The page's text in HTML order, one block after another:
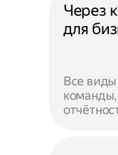
Через
для
Все виды
команды,